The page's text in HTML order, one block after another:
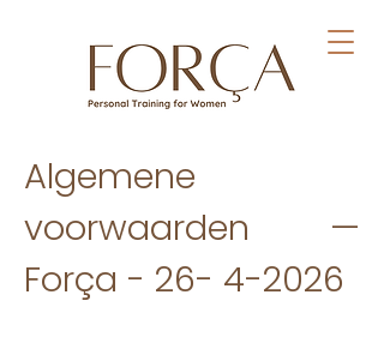
Algemene
voorwaarden —
Força - 26- 4-2026